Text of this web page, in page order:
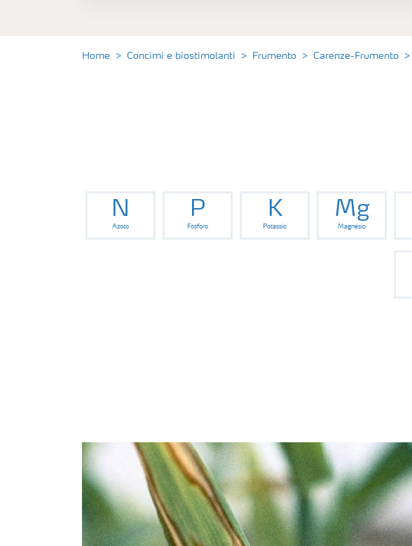
Fogliari
Calcolatore efficienza Azoto
Agricoltura rigenerativa
Home Concimi e biostimolanti Frumento Carenze-Frumento
N
Azoto
P
Fosforo
K
Potassio
Mg
Magnesio